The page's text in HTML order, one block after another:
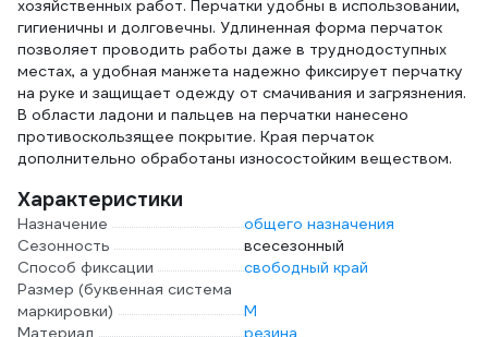
хозяйственных работ. Перчатки удобны в использовании,
гигиеничны и долговечны. Удлиненная форма перчаток
позволяет проводить работы даже в труднодоступных
местах, а удобная манжета надежно фиксирует перчатку
на руке и защищает одежду от смачивания и загрязнения.
В области ладони и пальцев на перчатки нанесено
противоскользящее покрытие. Края перчаток
дополнительно обработаны износостойким веществом.
Характеристики
Назначение
общего назначения
Сезонность
всесезонный
Способ фиксации
свободный край
Размер (буквенная система
маркировки)
M
Материал
резина